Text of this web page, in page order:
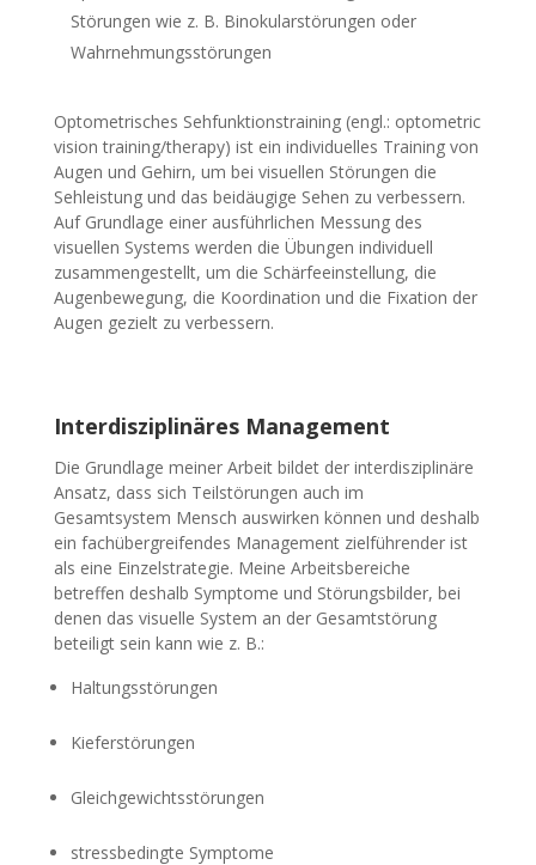
Störungen wie z. B. Binokularstörungen oder
Wahrnehmungsstörungen
Optometrisches Sehfunktionstraining (engl.: optometric
vision training/therapy) ist ein individuelles Training von
Augen und Gehirn, um bei visuellen Störungen die
Sehleistung und das beidäugige Sehen zu verbessern.
Auf Grundlage einer ausführlichen Messung des
visuellen Systems werden die Übungen individuell
zusammengestellt, um die Schärfeeinstellung, die
Augenbewegung, die Koordination und die Fixation der
Augen gezielt zu verbessern.
Interdisziplinäres Management
Die Grundlage meiner Arbeit bildet der interdisziplinäre
Ansatz, dass sich Teilstörungen auch im
Gesamtsystem Mensch auswirken können und deshalb
ein fachübergreifendes Management zielführender ist
als eine Einzelstrategie. Meine Arbeitsbereiche
betreffen deshalb Symptome und Störungsbilder, bei
denen das visuelle System an der Gesamtstörung
beteiligt sein kann wie z. B.:
Haltungsstörungen
Kieferstörungen
Gleichgewichtsstörungen
stressbedingte Symptome